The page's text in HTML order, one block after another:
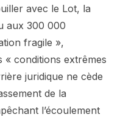
avec le Lot, la
aux 300 000
fragile »,
« conditions extrêmes
juridique ne cède
de la
l’écoulement